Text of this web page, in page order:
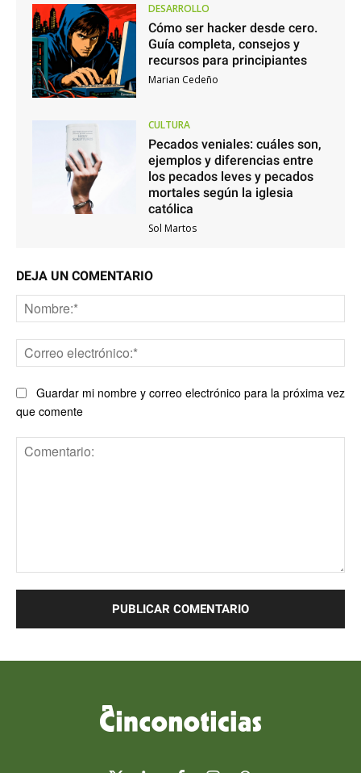
DESARROLLO
Cómo ser hacker desde cero.
Guía completa, consejos y
recursos para principiantes
Marian Cedeño
CULTURA
Pecados veniales: cuáles son,
ejemplos y diferencias entre
los pecados leves y pecados
mortales según la iglesia
católica
Sol Martos
DEJA UN COMENTARIO
Guardar mi nombre y correo electrónico para la próxima vez
que comente